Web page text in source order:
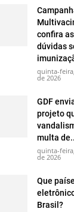
confira
dúvidas
quinta-
de 2026
GDF
projeto
multa
quinta-
de 2026
Que
Brasil?